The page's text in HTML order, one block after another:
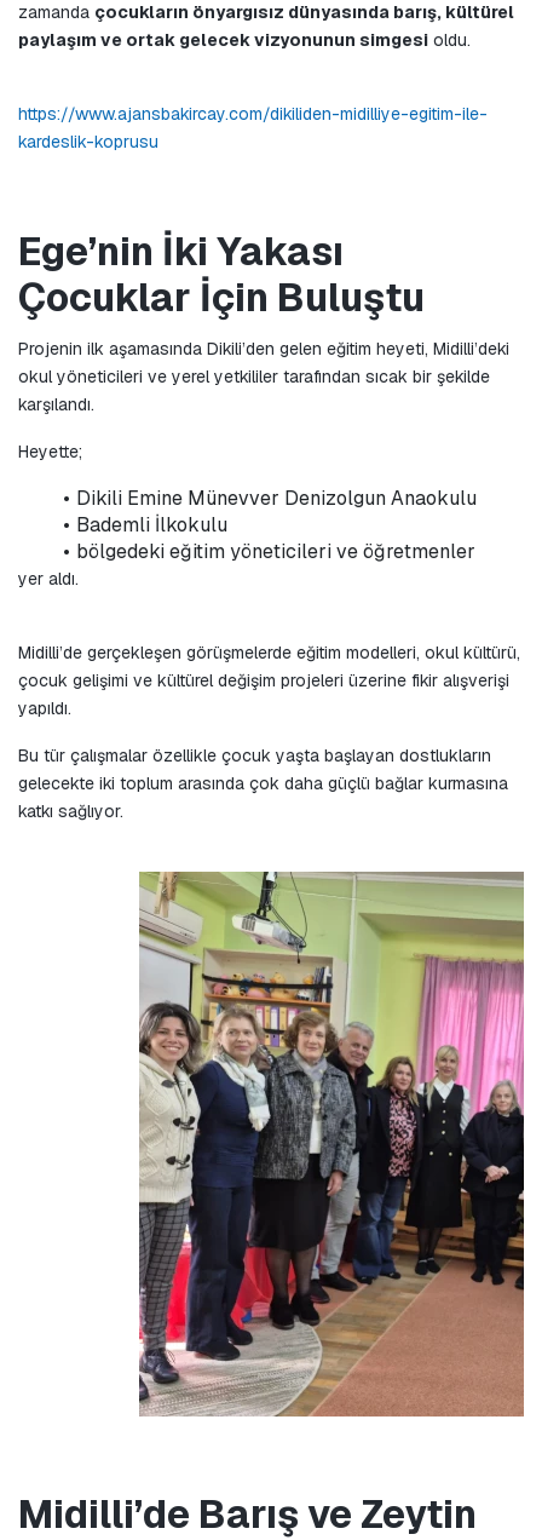
zamanda çocukların önyargısız dünyasında barış, kültürel
paylaşım ve ortak gelecek vizyonunun simgesi oldu.
https://www.ajansbakircay.com/dikiliden-midilliye-egitim-ile-
kardeslik-koprusu
Ege’nin İki Yakası
Çocuklar İçin Buluştu
Projenin ilk aşamasında Dikili’den gelen eğitim heyeti, Midilli’deki
okul yöneticileri ve yerel yetkililer tarafından sıcak bir şekilde
karşılandı.
Heyette;
Dikili Emine Münevver Denizolgun Anaokulu
Bademli İlkokulu
bölgedeki eğitim yöneticileri ve öğretmenler
yer aldı.
Midilli’de gerçekleşen görüşmelerde eğitim modelleri, okul kültürü,
çocuk gelişimi ve kültürel değişim projeleri üzerine fikir alışverişi
yapıldı.
Bu tür çalışmalar özellikle çocuk yaşta başlayan dostlukların
gelecekte iki toplum arasında çok daha güçlü bağlar kurmasına
katkı sağlıyor.
Midilli’de Barış ve Zeytin